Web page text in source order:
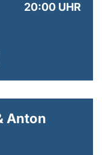
20:00 UHR
Anton